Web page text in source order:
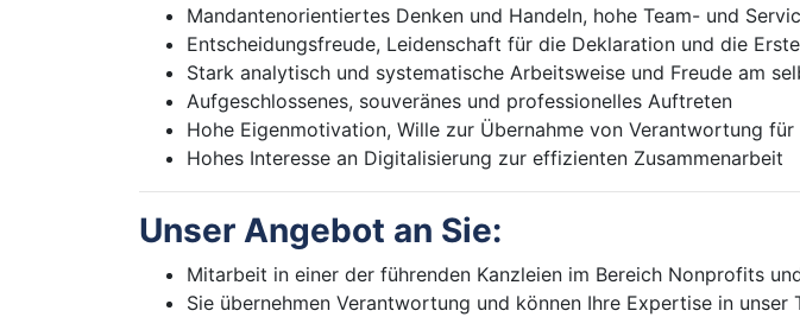
Mandantenorientiertes Denken und Handeln, hohe Team- und
Entscheidungsfreude, Leidenschaft für die Deklaration und die
Stark analytisch und systematische Arbeitsweise und Freude am
Aufgeschlossenes, souveränes und professionelles Auftreten
Hohe Eigenmotivation, Wille zur Übernahme von Verantwortung
Hohes Interesse an Digitalisierung zur effizienten Zusammenarbeit
Unser Angebot an Sie:
Mitarbeit in einer der führenden Kanzleien im Bereich Nonprofits
Sie übernehmen Verantwortung und können Ihre Expertise in unser